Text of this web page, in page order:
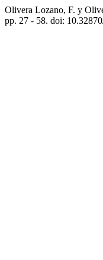
Olivera Lozano, F. y
pp. 27 - 58. doi: